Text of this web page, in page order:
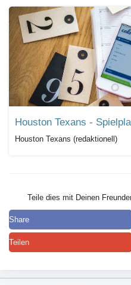
Houston Texans -
Houston Texans (redaktionell)
Teile dies mit Deinen
Share
Teilen